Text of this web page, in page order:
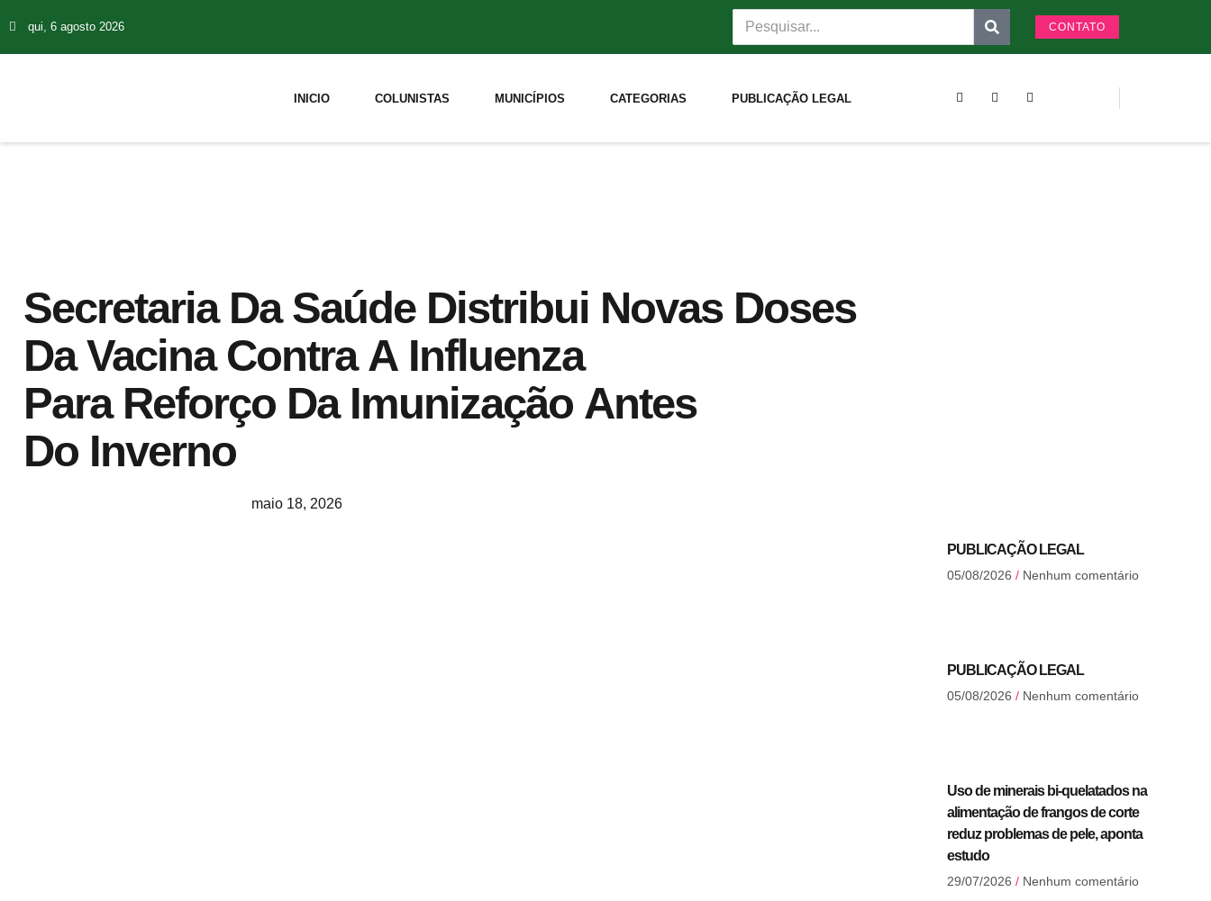
qui, 6 agosto 2026 CONTATO
INICIO COLUNISTAS MUNICÍPIOS CATEGORIAS PUBLICAÇÃO LEGAL
Secretaria Da Saúde Distribui Novas Doses
Da Vacina Contra A Influenza
Para Reforço Da Imunização Antes
Do Inverno
maio 18, 2026
PUBLICAÇÃO LEGAL
05/08/2026 Nenhum comentário
PUBLICAÇÃO LEGAL
05/08/2026 Nenhum comentário
Uso de minerais bi-quelatados na
alimentação de frangos de corte
reduz problemas de pele, aponta
estudo
29/07/2026 Nenhum comentário